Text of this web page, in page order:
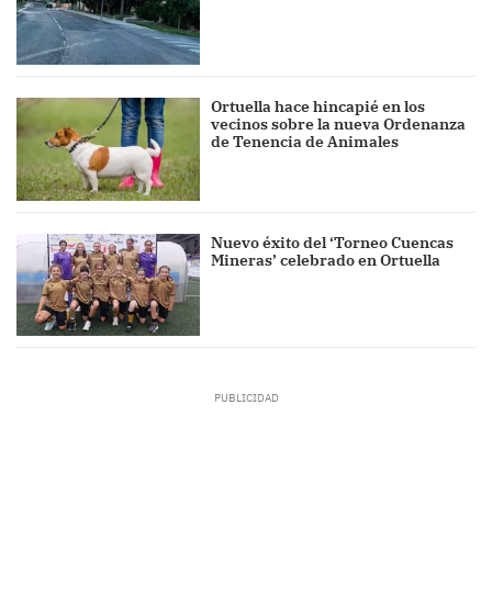
Ortuella hace hincapié en los
vecinos sobre la nueva Ordenanza
de Tenencia de Animales
Nuevo éxito del ‘Torneo Cuencas
Mineras’ celebrado en Ortuella